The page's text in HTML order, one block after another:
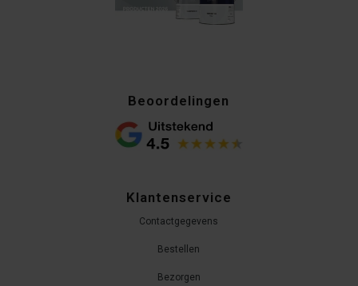
Beoordelingen
Klantenservice
Contactgegevens
Bestellen
Bezorgen